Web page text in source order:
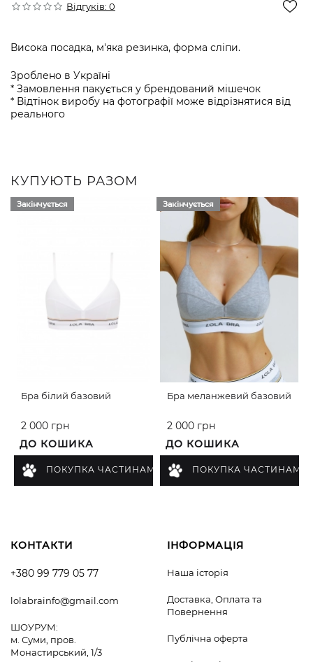
Відгуків: 0
Висока посадка, м'яка резинка, форма сліпи.
Зроблено в Україні
* Замовлення пакується у брендований мішечок
* Відтінок виробу на фотографії може відрізнятися від
реального
КУПУЮТЬ РАЗОМ
Закінчується
Бра білий базовий
2 000 грн
ДО КОШИКА
ПОКУПКА ЧАСТИНАМИ
Закінчується
Бра меланжевий базовий
2 000 грн
ДО КОШИКА
ПОКУПКА ЧАСТИНАМИ
КОНТАКТИ
+380 99 779 05 77
lolabrainfo@gmail.com
ШОУРУМ:
м. Суми, пров.
Монастирський, 1/3
ІНФОРМАЦІЯ
Наша історія
Доставка, Оплата та
Повернення
Публічна оферта